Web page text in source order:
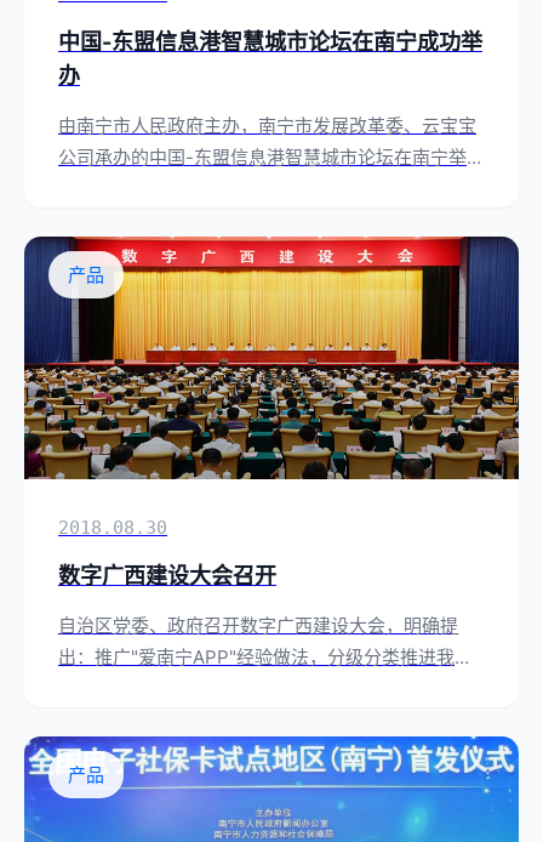
中国-东盟信息港智慧城市论坛在南宁成功举
办
由南宁市人民政府主办，南宁市发展改革委、云宝宝
公司承办的中国-东盟信息港智慧城市论坛在南宁举行
产品
2018.08.30
数字广西建设大会召开
自治区党委、政府召开数字广西建设大会，明确提
出：推广"爱南宁APP"经验做法，分级分类推进我区
产品